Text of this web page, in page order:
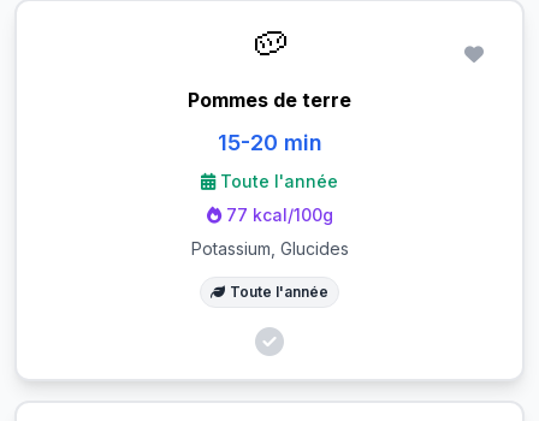
🥔
Pommes de terre
15-20 min
Toute l'année
77 kcal/100g
Potassium, Glucides
Toute l'année